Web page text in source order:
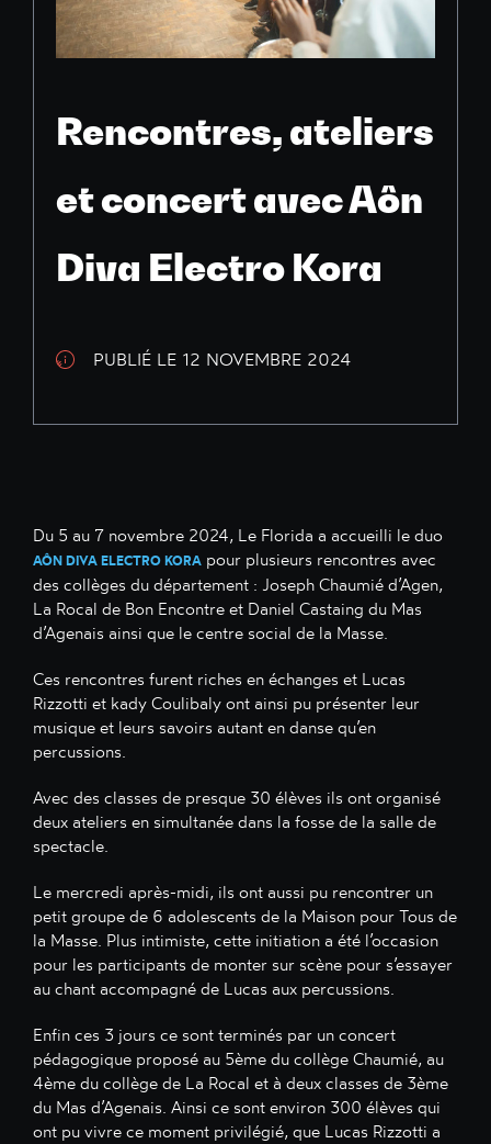
Rencontres, ateliers
et concert avec Aôn
Diva Electro Kora
PUBLIÉ LE 12 NOVEMBRE 2024
Du 5 au 7 novembre 2024, Le Florida a accueilli le duo
AÔN DIVA ELECTRO KORA pour plusieurs rencontres avec
des collèges du département : Joseph Chaumié d’Agen,
La Rocal de Bon Encontre et Daniel Castaing du Mas
d’Agenais ainsi que le centre social de la Masse.
Ces rencontres furent riches en échanges et Lucas
Rizzotti et kady Coulibaly ont ainsi pu présenter leur
musique et leurs savoirs autant en danse qu’en
percussions.
Avec des classes de presque 30 élèves ils ont organisé
deux ateliers en simultanée dans la fosse de la salle de
spectacle.
Le mercredi après-midi, ils ont aussi pu rencontrer un
petit groupe de 6 adolescents de la Maison pour Tous de
la Masse. Plus intimiste, cette initiation a été l’occasion
pour les participants de monter sur scène pour s’essayer
au chant accompagné de Lucas aux percussions.
Enfin ces 3 jours ce sont terminés par un concert
pédagogique proposé au 5ème du collège Chaumié, au
4ème du collège de La Rocal et à deux classes de 3ème
du Mas d’Agenais. Ainsi ce sont environ 300 élèves qui
ont pu vivre ce moment privilégié, que Lucas Rizzotti a